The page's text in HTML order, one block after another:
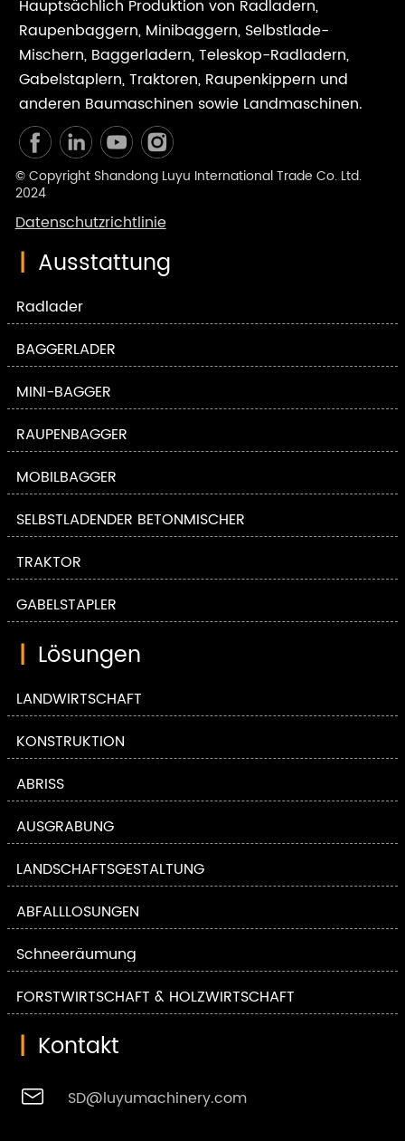
Hauptsächlich Produktion von Radladern,
Raupenbaggern, Minibaggern, Selbstlade-
Mischern, Baggerladern, Teleskop-Radladern,
Gabelstaplern, Traktoren, Raupenkippern und
anderen Baumaschinen sowie Landmaschinen.
© Copyright Shandong Luyu International Trade Co. Ltd.
2024
Datenschutzrichtlinie
| Ausstattung
Radlader
BAGGERLADER
MINI-BAGGER
RAUPENBAGGER
MOBILBAGGER
SELBSTLADENDER BETONMISCHER
TRAKTOR
GABELSTAPLER
| Lösungen
LANDWIRTSCHAFT
KONSTRUKTION
ABRISS
AUSGRABUNG
LANDSCHAFTSGESTALTUNG
ABFALLLÖSUNGEN
Schneeräumung
FORSTWIRTSCHAFT & HOLZWIRTSCHAFT
| Kontakt
 SD@luyumachinery.com